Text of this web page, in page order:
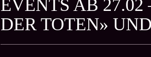
EVENTS AB
DER TOTEN»